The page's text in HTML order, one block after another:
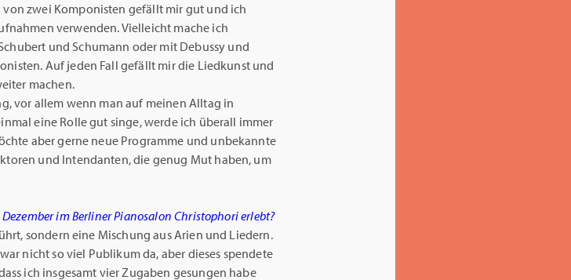
zwei Komponisten gefällt mir gut und ich
verwenden. Vielleicht mache ich
und Schumann oder mit Debussy und
Auf jeden Fall gefällt mir die Liedkunst und
machen.
vor allem wenn man auf meinen Alltag in
eine Rolle gut singe, werde ich überall immer
aber gerne neue Programme und unbekannte
und Intendanten, die genug Mut haben, um
Dezember im Berliner Pianosalon Christophori erlebt?
sondern eine Mischung aus Arien und Liedern.
nicht so viel Publikum da, aber dieses spendete
ich insgesamt vier Zugaben gesungen habe